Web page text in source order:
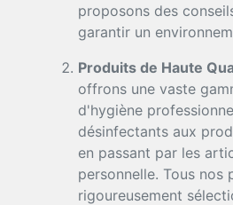
proposons des
garantir un
Produits de Haute
offrons une vaste
d'hygiène
désinfectants aux
en passant par les
personnelle. Tous nos
rigoureusement